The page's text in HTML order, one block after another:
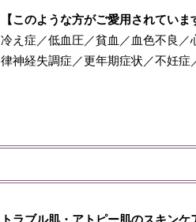
【このような方がご愛用されていま
冷え症／低血圧／貧血／血色不良／
律神経失調症／更年期症状／不妊症